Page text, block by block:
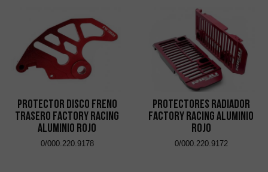
Protector Disco Freno
Trasero Factory Racing
Aluminio Rojo
0/000.220.9178
Protectores Radiador
Factory Racing Aluminio
Rojo
0/000.220.9172